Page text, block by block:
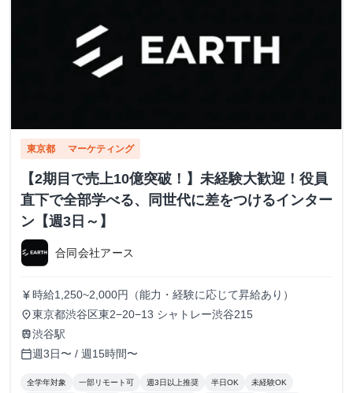
東京都 マーケティング
【2期目で売上10億突破！】未経験大歓迎！役員
直下で全部学べる、同世代に差をつけるインター
ン【週3日～】
合同会社アース
currency_yen 時給1,250~2,000円（能力・経験に応じて昇給あり）
place東京都渋谷区東2−20−13 シャトレー渋谷215
train渋谷駅
calendar_today週3日〜 / 週15時間〜
全学年対象 一部リモート可 週3日以上推奨 半日OK 未経験OK